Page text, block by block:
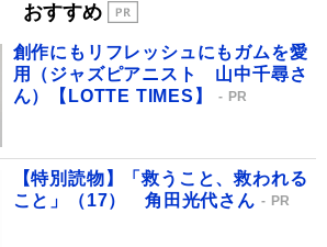
おすすめ
創作にもリフレッシュにもガムを愛
用（ジャズピアニスト 山中千尋さ
ん）【LOTTE TIMES】
PR
【特別読物】「救うこと、救われる
こと」（17） 角田光代さん
PR